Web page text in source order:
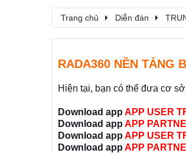
Trang chủ Diễn đàn
RADA360 NỀN TẢNG
Hiện tại, bạn có thể đưa cơ
Download app APP USER
Download app APP
Download app APP USER
Download app APP